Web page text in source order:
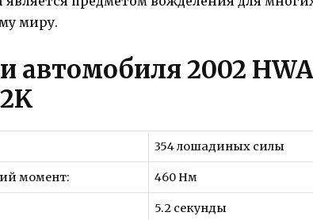
миру.
автомобиля 2002
354 лошадиных силы
момент: 460 Нм
5.2 секунды